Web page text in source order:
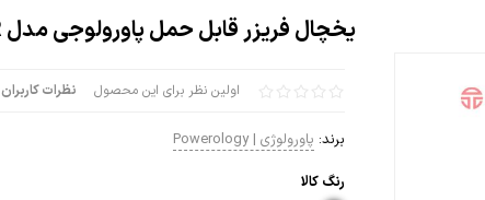
یخچال فریزر قابل حمل پاورولوجی مدل PPOF55LBR
اولین نظر برای این محصول نظرات کاربران
برند: پاورولوژی | Powerology
رنگ كالا